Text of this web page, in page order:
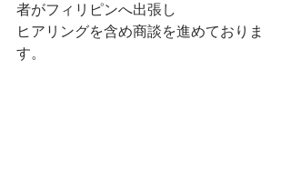
者がフィリピンへ出張し
ヒアリングを含め商談を進めておりま
す。